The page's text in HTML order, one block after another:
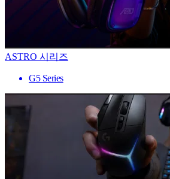
ASTRO 시리즈
G5 Series